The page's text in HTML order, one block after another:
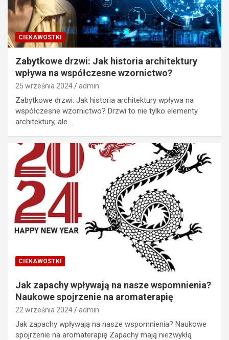
CIEKAWOSTKI
Zabytkowe drzwi: Jak historia architektury
wpływa na współczesne wzornictwo?
25 września 2024 admin
Zabytkowe drzwi: Jak historia architektury wpływa na
współczesne wzornictwo? Drzwi to nie tylko elementy
architektury, ale…
CIEKAWOSTKI
Jak zapachy wpływają na nasze wspomnienia?
Naukowe spojrzenie na aromaterapię
22 września 2024 admin
Jak zapachy wpływają na nasze wspomnienia? Naukowe
spojrzenie na aromaterapię Zapachy mają niezwykłą